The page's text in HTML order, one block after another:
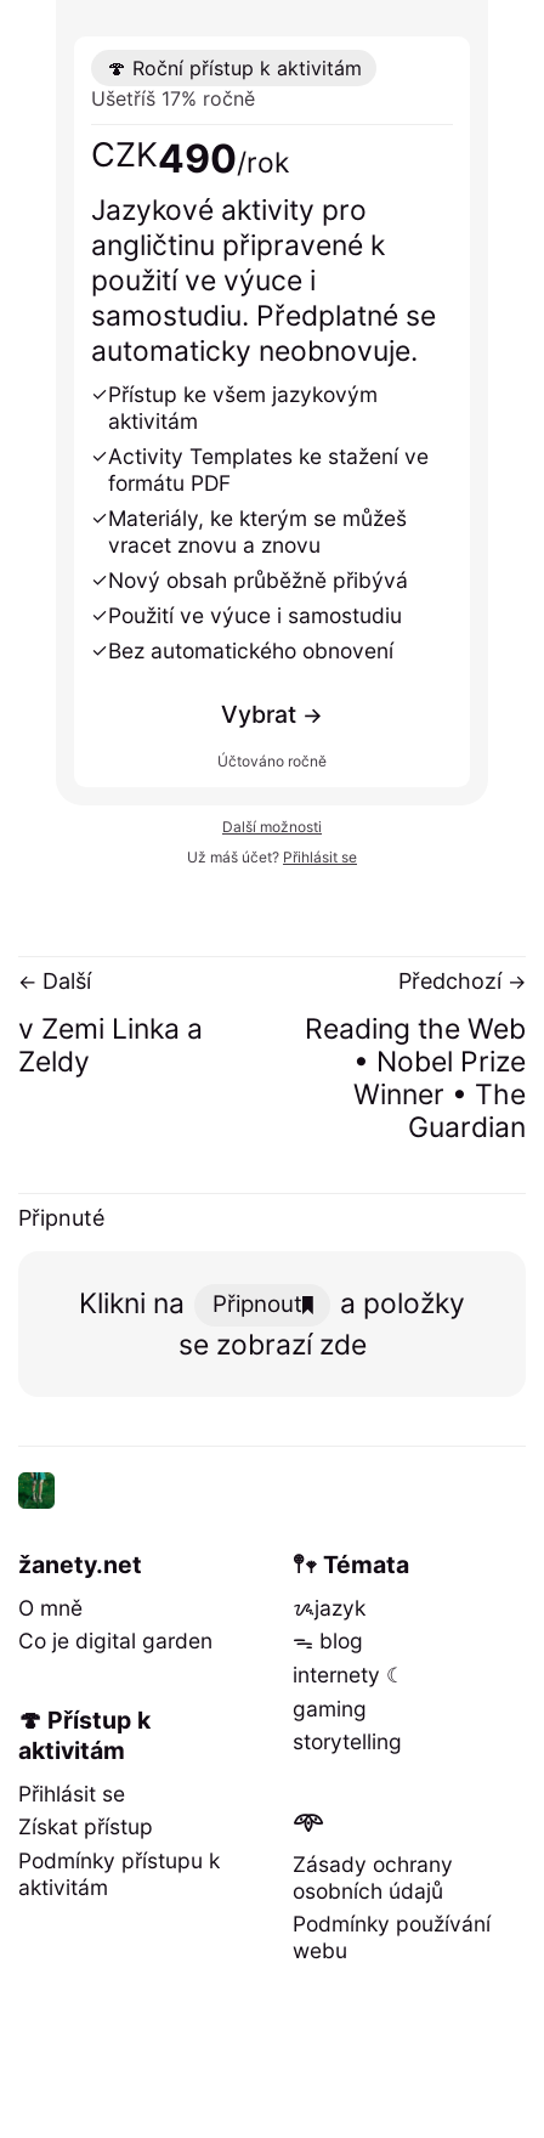
🍄 Roční přístup k aktivitám
Ušetříš 17% ročně
CZK490/rok
Jazykové aktivity pro
angličtinu připravené k
použití ve výuce i
samostudiu. Předplatné se
automaticky neobnovuje.
Přístup ke všem jazykovým
aktivitám
Activity Templates ke stažení ve
formátu PDF
Materiály, ke kterým se můžeš
vracet znovu a znovu
Nový obsah průběžně přibývá
Použití ve výuce i samostudiu
Bez automatického obnovení
Vybrat
Účtováno ročně
Další možnosti
Už máš účet? Přihlásit se
Další Předchozí
v Zemi Linka a
Zeldy
Reading the Web
• Nobel Prize
Winner • The
Guardian
Připnuté
Klikni na Připnout
a položky
se zobrazí zde
žanety.net
O mně
Co je digital garden
𖤣𖥧 Témata
ᝰjazyk
ᯓ blog
internety ☾
gaming
storytelling
🍄 Přístup k
aktivitám
Přihlásit se
Získat přístup
Podmínky přístupu k
aktivitám
𖥸
Zásady ochrany
osobních údajů
Podmínky používání
webu